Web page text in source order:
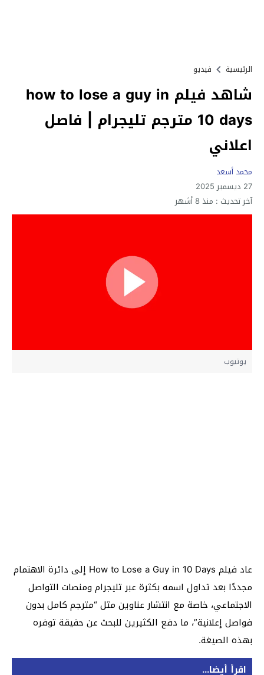
الرئيسية فيديو
شاهد فيلم how to lose a guy in
10 days مترجم تليجرام | فاصل
اعلاني
محمد أسعد
27 ديسمبر 2025
آخر تحديث : منذ 8 أشهر
يوتيوب
عاد فيلم How to Lose a Guy in 10 Days إلى دائرة الاهتمام
مجددًا بعد تداول اسمه بكثرة عبر تليجرام ومنصات التواصل
الاجتماعي، خاصة مع انتشار عناوين مثل “مترجم كامل بدون
فواصل إعلانية”، ما دفع الكثيرين للبحث عن حقيقة توفره
بهذه الصيغة.
اقرأ أيضا...